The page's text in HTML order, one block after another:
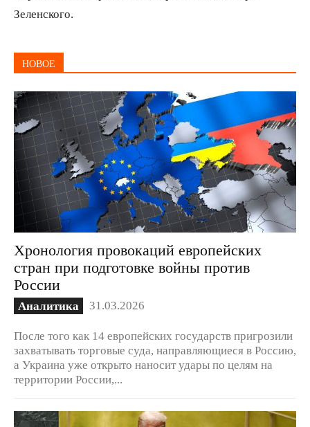
Зеленского.
НОВОЕ
Хронология провокаций европейских
стран при подготовке войны против
России
Аналитика 31.03.2026
После того как 14 европейских государств пригрозили
захватывать торговые суда, направляющиеся в Россию,
а Украина уже открыто наносит удары по целям на
территории России,...